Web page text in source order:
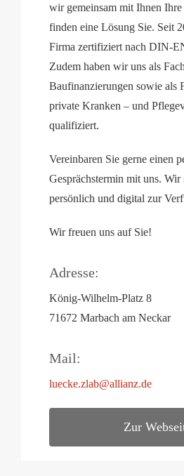
wir gemeinsam mit Ihnen
finden eine Lösung Sie. Seit
Firma zertifiziert nach DIN-
Zudem haben wir uns als
Baufinanzierungen sowie als
private Kranken – und
qualifiziert.
Vereinbaren Sie gerne einen
Gesprächstermin mit uns. Wir
persönlich und digital zur
Wir freuen uns auf Sie!
Adresse:
König-Wilhelm-Platz 8
71672 Marbach am Neckar
Mail:
luecke.zlab@allianz.de
Zur